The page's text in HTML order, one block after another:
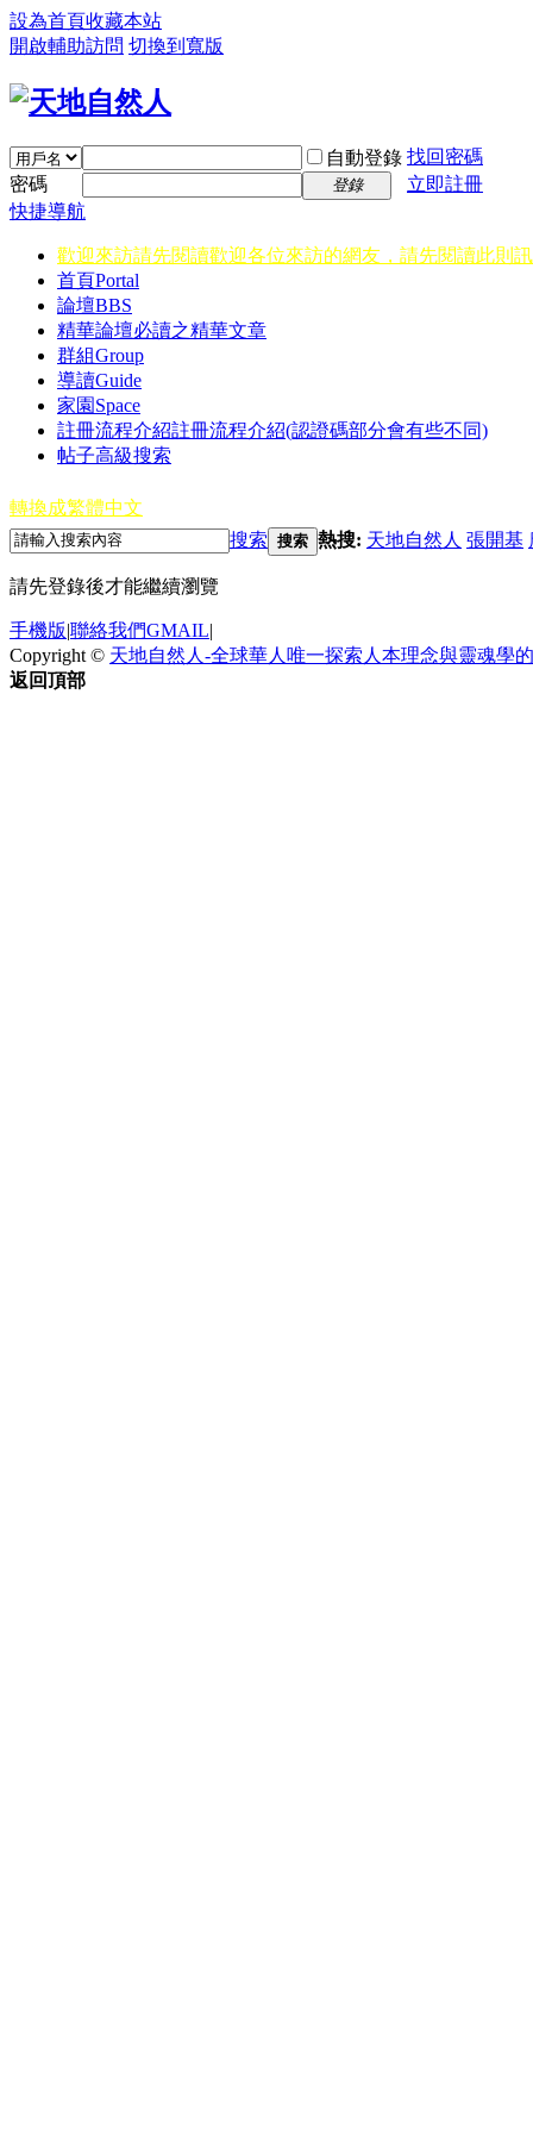
設為首頁收藏本站
開啟輔助訪問 切換到寬版
自動登錄 找回密碼
密碼
登錄
立即註冊
快捷導航
歡迎來訪請先閱讀歡迎各位來訪的網友，請先閱讀此則
首頁Portal
論壇BBS
精華論壇必讀之精華文章
群組Group
導讀Guide
家園 Space
註冊流程介紹註冊流程介紹(認證碼部分會有些不同)
帖子高級搜索
轉換成繁體中文
搜索 搜索 熱搜: 天地自然人 張開基
請先登錄後才能繼續瀏覽
手機版|聯絡我們GMAIL|
Copyright © 天地自然人-全球華人唯一探索人本理念與靈魂學
返回頂部